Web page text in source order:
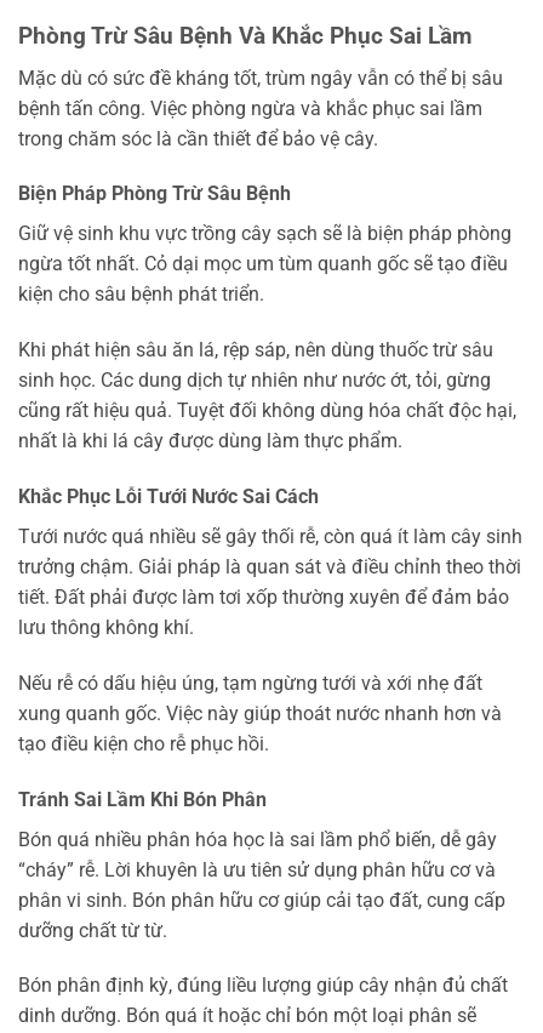
Phòng Trừ Sâu Bệnh Và Khắc Phục Sai Lầm
Mặc dù có sức đề kháng tốt, trùm ngây vẫn có thể bị sâu
bệnh tấn công. Việc phòng ngừa và khắc phục sai lầm
trong chăm sóc là cần thiết để bảo vệ cây.
Biện Pháp Phòng Trừ Sâu Bệnh
Giữ vệ sinh khu vực trồng cây sạch sẽ là biện pháp phòng
ngừa tốt nhất. Cỏ dại mọc um tùm quanh gốc sẽ tạo điều
kiện cho sâu bệnh phát triển.
Khi phát hiện sâu ăn lá, rệp sáp, nên dùng thuốc trừ sâu
sinh học. Các dung dịch tự nhiên như nước ớt, tỏi, gừng
cũng rất hiệu quả. Tuyệt đối không dùng hóa chất độc hại,
nhất là khi lá cây được dùng làm thực phẩm.
Khắc Phục Lỗi Tưới Nước Sai Cách
Tưới nước quá nhiều sẽ gây thối rễ, còn quá ít làm cây sinh
trưởng chậm. Giải pháp là quan sát và điều chỉnh theo thời
tiết. Đất phải được làm tơi xốp thường xuyên để đảm bảo
lưu thông không khí.
Nếu rễ có dấu hiệu úng, tạm ngừng tưới và xới nhẹ đất
xung quanh gốc. Việc này giúp thoát nước nhanh hơn và
tạo điều kiện cho rễ phục hồi.
Tránh Sai Lầm Khi Bón Phân
Bón quá nhiều phân hóa học là sai lầm phổ biến, dễ gây
“cháy” rễ. Lời khuyên là ưu tiên sử dụng phân hữu cơ và
phân vi sinh. Bón phân hữu cơ giúp cải tạo đất, cung cấp
dưỡng chất từ từ.
Bón phân định kỳ, đúng liều lượng giúp cây nhận đủ chất
dinh dưỡng. Bón quá ít hoặc chỉ bón một loại phân sẽ